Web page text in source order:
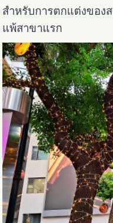
สำหรับการตกแต่งของ
แพ้สาขาแรก